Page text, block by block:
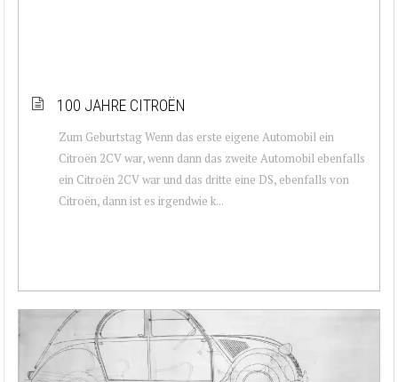
100 JAHRE CITROËN
Zum Geburtstag Wenn das erste eigene Automobil ein
Citroën 2CV war, wenn dann das zweite Automobil ebenfalls
ein Citroën 2CV war und das dritte eine DS, ebenfalls von
Citroën, dann ist es irgendwie k...